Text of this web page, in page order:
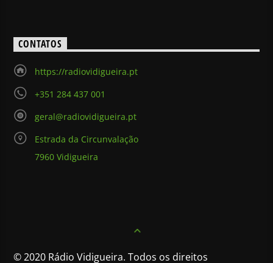
CONTATOS
https://radiovidigueira.pt
+351 284 437 001
geral@radiovidigueira.pt
Estrada da Circunvalação
7960 Vidigueira
© 2020 Rádio Vidigueira. Todos os direitos